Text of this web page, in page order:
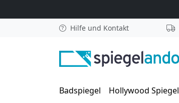
Hilfe und Kontakt
Badspiegel Hollywood Spiegel